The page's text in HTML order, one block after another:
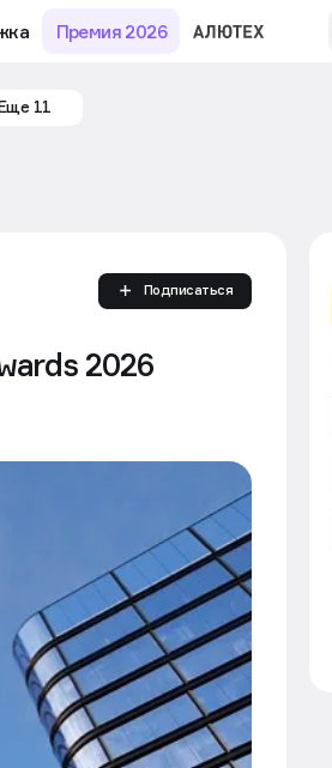
Премия 2026
11
Подписаться
2026